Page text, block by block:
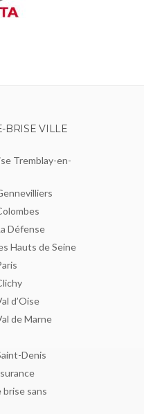
BRISE VILLE
Tremblay-en-
Défense
Hauts de Seine
d’Oise
de Marne
Denis
brise sans